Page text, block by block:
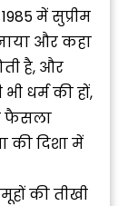
में सुप्रीम
और कहा
है, और
धर्म की हों,
फैसला
दिशा में
की तीखी